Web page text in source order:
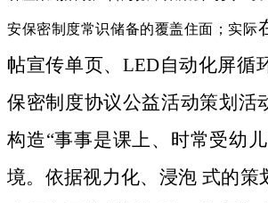
安保密制度常识储备的覆盖住面；实际
帖宣传单页、LED自动化屏循
保密制度协议公益活动策划活
构造“事事是课上、时常受幼
境。依据视力化、浸泡 式的策